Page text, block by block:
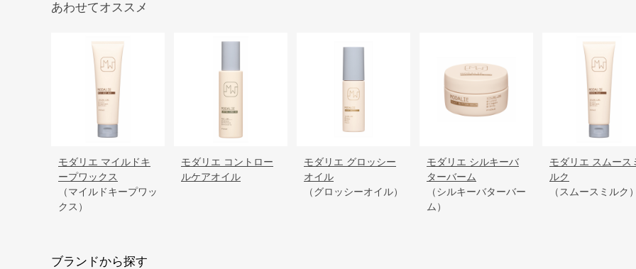
あわせてオススメ
モダリエ マイルドキ
ープワックス
（マイルドキープワッ
クス）
モダリエ コントロー
ルケアオイル
モダリエ グロッシー
オイル
（グロッシーオイル）
モダリエ シルキーバ
ターバーム
（シルキーバターバー
ム）
モダリエ スムース
ルク
（スムースミルク
ブランドから探す